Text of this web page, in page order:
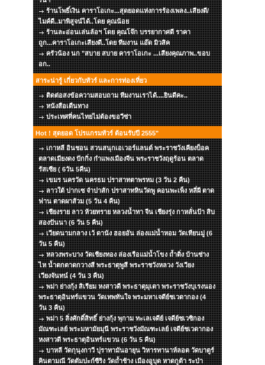
ร้านโพธิ์เงิน คาราโอเกะ...สุดยอดแห่งการร้องเพลง..เสียงดี/
ไมค์ดี..มาพิสูจน์ได้..โดย คุณน้อย
ร้านละอ่อนเล่นล้อฯ โดย คุณโจ๊ก บรรยากาศดี ราคา
ถูก...คาราโอเกะเสียงดี..โดย ทีมงาน แอ๊ด มิวสิค
ครัวน้อง นก "สบาย สบาย คาราโอเกะ ...เสียงคุณภาพ..ขอบ
อก..
สาระน่ารู้ เกี่ยวกับทัวร์ และการท่องเที่ยว
ติดต่อสงข้อความสอบถาม ทีมงานเราได้....ยินดีคะ..
หนังสือเดืนทาง
ประเทศที่คนไทยไม่ต้องขอวีซ่า
Hot ! สุดยอด โปรแกรมทัวร์ ต้อนรับปี 2555"
เกาหลี อินชอน สวนสนุกเอเวอร์แลนด์ พระราชวังเคียงบ็อค
ตลาดเมียงดง ปักกิ่ง กำแพงเมืองจีน พระราชวังฤดูร้อน ตลาด
รัสเซีย ( 6วัน 5คืน)
เขมร นครวัด นครธม ปราสาทตาพรหม (3 วัน 2 คืน)
ลาวใต้ ปากเซ จำปาสัก ปราสาทหินวัดพู คอนพะเพ็ง หลี่ผี ตาด
ฟาน ตาดผาส้วม (5 วัน 4 คืน)
เชียงราย ลาว ห้วยทราย หลวงน้ำทา จีน เชียงรุ่ง กาหลั่นป้า สิบ
สองปันนา (6 วัน 5 คืน)
เวียดนามกลาง เว้ ดานัง ฮอยอัน ล่องแม่น้ำหอม วัดเทียนมู่ (6
วัน 5 คืน)
หลวงพระบาง วัดเชียงทอง ล่องเรือแม่น้ำโขง ถ้ำติ่ง บ้านซ่าง
ไห น้ำตกตาดกวางสี พระธาตุพูสี พระราชวังหลวง วังเวียง
เวียงจันทน์ (4 วัน 3 คืน)
พม่า ย่างกุ้ง สิเรียม หงสาวดี พระธาตุมุเตา พระราชวังบุเรงนอง
พระธาตุอินทร์แขวน วัดเทพทันใจ พระมหาเจดีย์ชเวดากอง (4
วัน 3 คืน)
พม่า 5 สิ่งศักดิ์สิทธิ์ ย่างกุ้ง พุกาม ทะเลเจดีย์ เจดีย์ชเวซิกอง
มัณฑะเลย์ พระมหามัยมุนี พระราชวังมัณฑะเลย์ เจดีย์ชเวดากอง
หงสาวดี พระธาตุอินทร์แขวน (6 วัน 5 คืน)
บาหลี วัดกุนุงกาวี ปุราทามันอายุน วิหารทานาห์ลอต วัดบาตูร์
คินตามณี วัดตัมปะก์ซีริง วัดถ้ำช้าง เมืองอูบุด หาดกูต้า ระบำ